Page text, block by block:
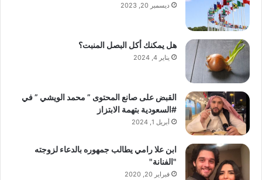
ديسمبر 20, 2023
هل يمكنك أكل البصل المنبت؟
يناير 4, 2024
القبض على صانع المحتوى ” محمد الويشي ” في
#السعودية بتهمة الابتزاز
أبريل 1, 2024
ابن علا رامي يطالب جمهوره بالدعاء لزوجته
"الفنانة"
فبراير 20, 2020